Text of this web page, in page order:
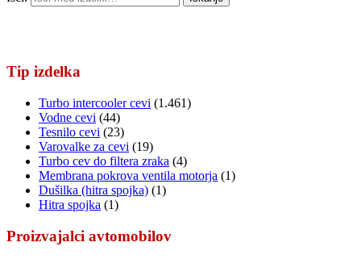
Tip izdelka
Turbo intercooler cevi (1.461)
Vodne cevi (44)
Tesnilo cevi (23)
Varovalke za cevi (19)
Turbo cev do filtera zraka (4)
Membrana pokrova ventila motorja (1)
Dušilka (hitra spojka) (1)
Hitra spojka (1)
Proizvajalci avtomobilov